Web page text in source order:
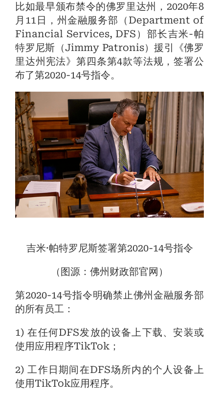
比如最早颁布禁令的佛罗里达州，2020年8
月11日，州金融服务部（Department of
Financial Services, DFS）部长吉米-帕
特罗尼斯（Jimmy Patronis）援引《佛罗
里达州宪法》第四条第4款等法规，签署公
布了第2020-14号指令。
吉米·帕特罗尼斯签署第2020-14号指令
（图源：佛州财政部官网）
第2020-14号指令明确禁止佛州金融服务部
的所有员工：
1) 在任何DFS发放的设备上下载、安装或
使用应用程序TikTok；
2) 工作日期间在DFS场所内的个人设备上
使用TikTok应用程序。